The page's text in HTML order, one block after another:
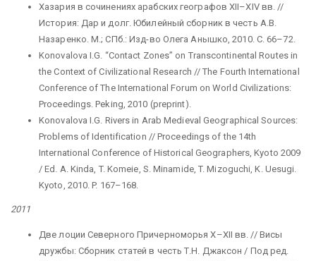
Хазария в сочинениях арабских географов XII–XIV вв. //
История: Дар и долг. Юбилейный сборник в честь А.В.
Назаренко. М.; СПб.: Изд-во Олега Анышко, 2010. С. 66–72.
Konovalova I.G. “Contact Zones” on Transcontinental Routes in
the Context of Civilizational Research // The Fourth International
Conference of The International Forum on World Civilizations:
Proceedings. Peking, 2010 (preprint).
Konovalova I.G. Rivers in Arab Medieval Geographical Sources:
Problems of Identification // Proceedings of the 14th
International Conference of Historical Geographers, Kyoto 2009
/ Ed. A. Kinda, T. Komeie, S. Minamide, T. Mizoguchi, K. Uesugi.
Kyoto, 2010. P. 167–168.
2011
Две лоции Северного Причерноморья X–XII вв. // Висы
дружбы: Сборник статей в честь Т.Н. Джаксон / Под ред.